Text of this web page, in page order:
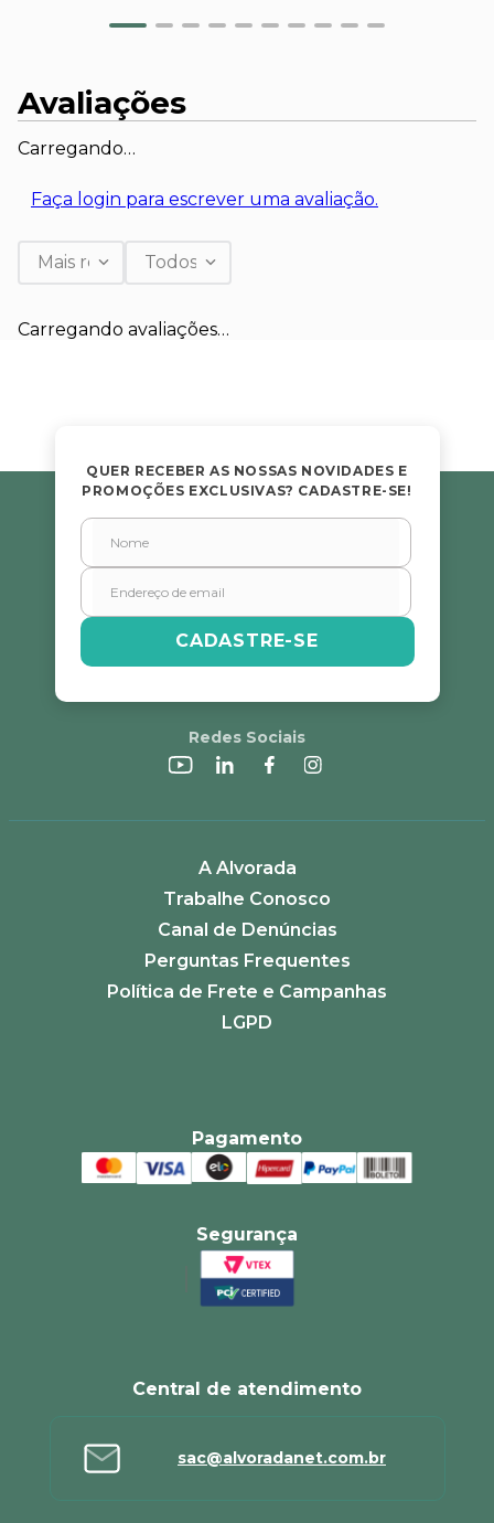
Avaliações
Carregando…
Faça login para escrever uma avaliação.
Mais recentesTodos
Carregando avaliações…
QUER RECEBER AS NOSSAS NOVIDADES E
PROMOÇÕES EXCLUSIVAS? CADASTRE-SE!
CADASTRE-SE
Redes Sociais
A Alvorada
Trabalhe Conosco
Canal de Denúncias
Perguntas Frequentes
Política de Frete e Campanhas
LGPD
Pagamento
Segurança
Central de atendimento
sac@alvoradanet.com.br